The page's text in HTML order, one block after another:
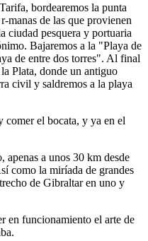
bordearemos la punta
manas de las que provienen
ciudad pesquera y portuaria
Bajaremos a la "Playa de
de entre dos torres". Al final
Plata, donde un antiguo
civil y saldremos a la playa
comer el bocata, y ya en el
a unos 30 km desde
como la miríada de grandes
de Gibraltar en uno y
en funcionamiento el arte de